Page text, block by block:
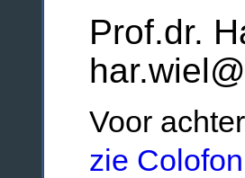
Prof.dr.
Voor
zie Colofon